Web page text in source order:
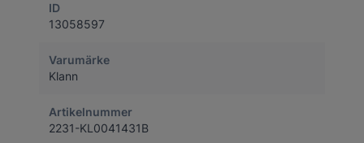
ID
13058597
Varumärke
Klann
Artikelnummer
2231-KL0041431B